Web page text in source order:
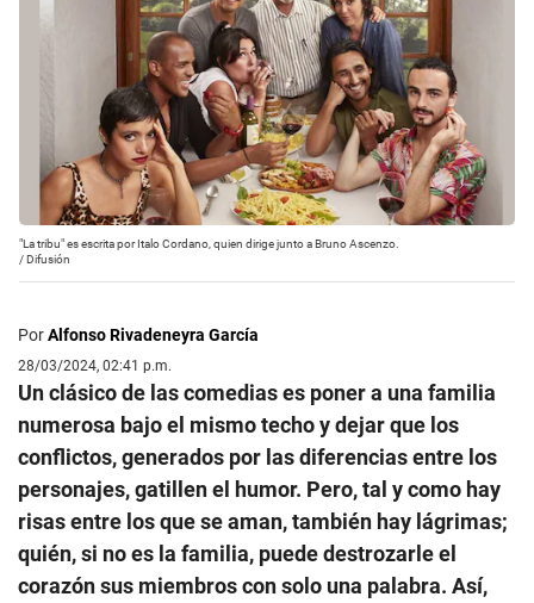
"La tribu" es escrita por Italo Cordano, quien dirige junto a Bruno Ascenzo.
/Difusión
PorAlfonso Rivadeneyra García
28/03/2024, 02:41 p.m.
Un clásico de las comedias es poner a una familia
numerosa bajo el mismo techo y dejar que los
conflictos, generados por las diferencias entre los
personajes, gatillen el humor. Pero, tal y como hay
risas entre los que se aman, también hay lágrimas;
quién, si no es la familia, puede destrozarle el
corazón sus miembros con solo una palabra. Así,